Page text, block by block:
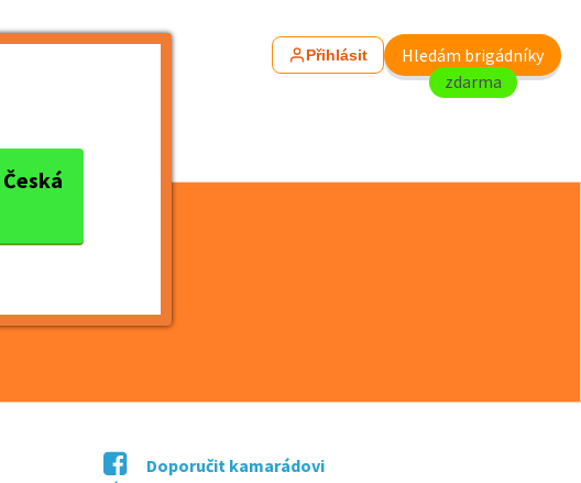
Přihlásit
Hledám brigádníky
zdarma
Česká
Doporučit kamarádovi